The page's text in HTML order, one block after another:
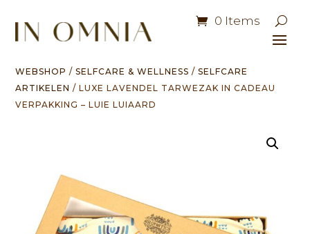
0 Items
WEBSHOP /SELFCARE & WELLNESS /SELFCARE
ARTIKELEN / LUXE LAVENDEL TARWEZAK IN CADEAU
VERPAKKING – LUIE LUIAARD